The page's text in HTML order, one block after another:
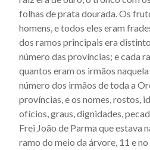
Actus beati Francisci et
Actus beati Francisci et
Actus beati Francisci et
Actus beati Francisci et
Actus beati Francisci et
Actus beati Francisci et
Actus beati Francisci et
Actus beati Francisci et
folhas de prata dourada. Os
homens, e todos eles eram
dos ramos principais era
número das províncias; e cada
quantos eram os irmãos
número dos irmãos de toda a
províncias, e os nomes, rostos,
ofícios, graus, dignidades,
Frei João de Parma que estava
ramo do meio da árvore, 11 e